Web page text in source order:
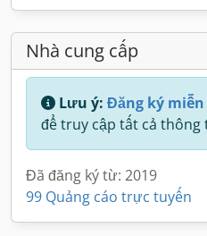
Nhà cung cấp
Lưu ý: Đăng ký
để truy cập tất cả thông
Đã đăng ký từ: 2019
99 Quảng cáo trực tuyến